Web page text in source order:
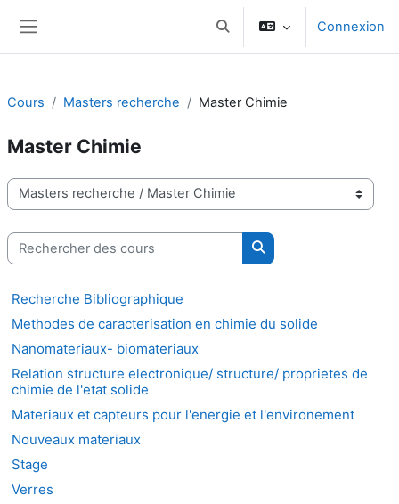
Activer/désactiver la saisie
Connexion
Cours Masters recherche Master Chimie
Master Chimie
Catégories de cours
Rechercher des cours
Rechercher des cours
Recherche Bibliographique
Methodes de caracterisation en chimie du solide
Nanomateriaux- biomateriaux
Relation structure electronique/ structure/ proprietes de
chimie de l'etat solide
Materiaux et capteurs pour l'energie et l'environement
Nouveaux materiaux
Stage
Verres